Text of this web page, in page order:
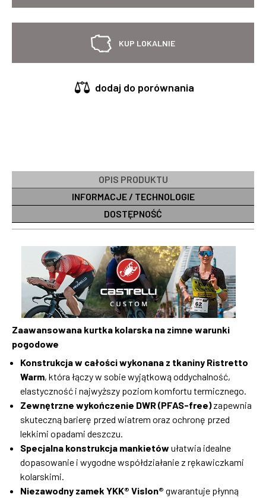
KUP LOKALNIE
dodaj do porównania
OPIS PRODUKTU
INFORMACJE / TECHNOLOGIE
DOSTĘPNOŚĆ
Zaawansowana kurtka kolarska na zimne warunki
pogodowe
Konstrukcja w całości wykonana z tkaniny Ristretto
Warm, która łączy w sobie wyjątkową oddychalność,
elastyczność i najwyższy poziom komfortu termicznego.
Zewnętrzne wykończenie DWR (PFAS-free)zapewnia
skuteczną barierę przed wiatrem oraz ochronę przed
lekkimi opadami deszczu.
Specjalna konstrukcja mankietów ułatwia idealne
dopasowanie i wygodne współdziałanie z rękawiczkami
kolarskimi.
Niezawodny zamek YKK® Vislon® gwarantuje płynną